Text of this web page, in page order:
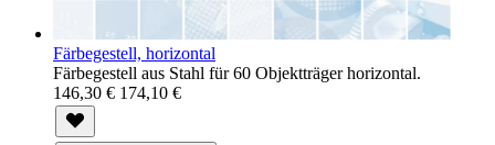
Färbegestell, horizontal
Färbegestell aus Stahl für 60 Objektträger horizontal.
146,30 € 174,10 €